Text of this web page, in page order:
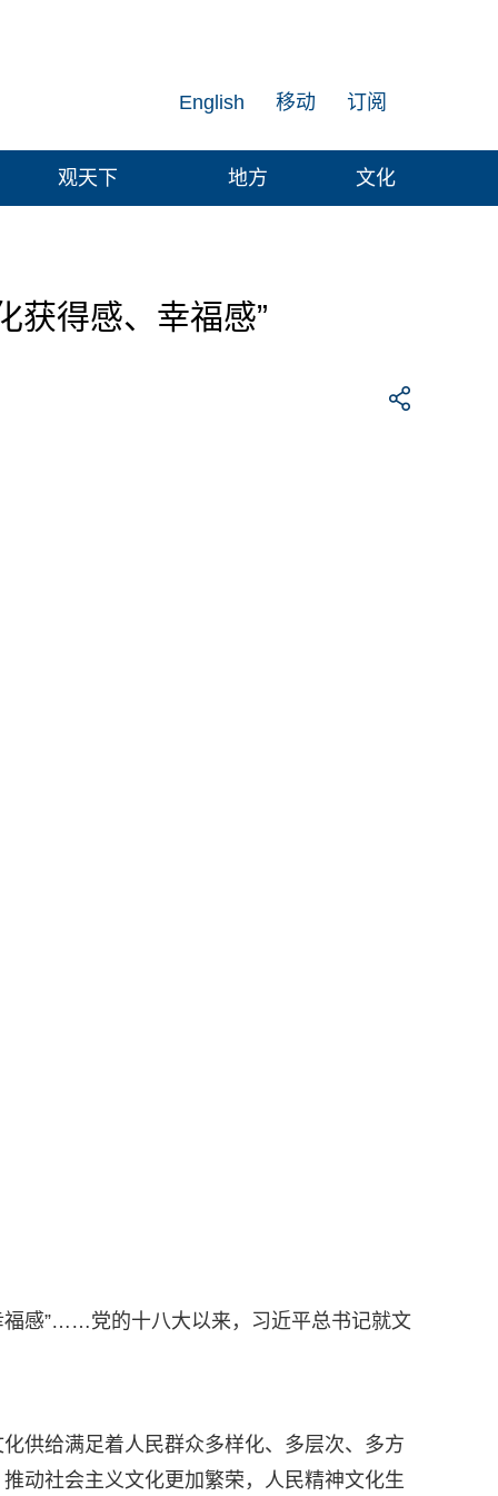
订阅
移动
English
观天下 地方 文化
获得感、幸福感”
福感”……党的十八大以来，习近平总书记就文
供给满足着人民群众多样化、多层次、多方
动社会主义文化更加繁荣，人民精神文化生